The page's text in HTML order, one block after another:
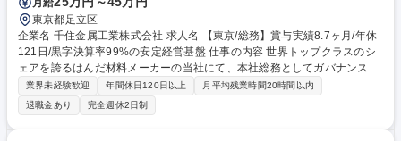
東京都足立区
企業名 千住金属工業株式会社 求人名 【東京/総務】賞与実績8.7ヶ月/年休
121日/黒字決算率99%の安定経営基盤 仕事の内容 世界トップクラスのシ
ェアを誇るはんだ材料メーカーの当社にて、本社総務としてガバナンス強
化、法令対応、各拠点統制などの業務全般を担当いただきます。 ■社内規
程の作成・改定 ■マニュアル整備 ■安全衛生委員会の運営・健康診断管理
■就業規則の更新・法令対応 ■社員の行動規範整備 ■各拠点総務部門の統制
支援 【仕事の魅力】賞与実績8ヶ月など利益を社員へ還元。全社的な働き
業界未経験歓迎 年間休日120日以上
月平均残業時間20時間以内
退職金あり
完全週休2日制